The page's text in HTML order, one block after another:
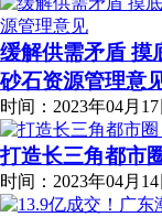
缓解供需矛盾 摸
砂石资源管理意
时间：2023年04月
打造长三角都市
时间：2023年04月